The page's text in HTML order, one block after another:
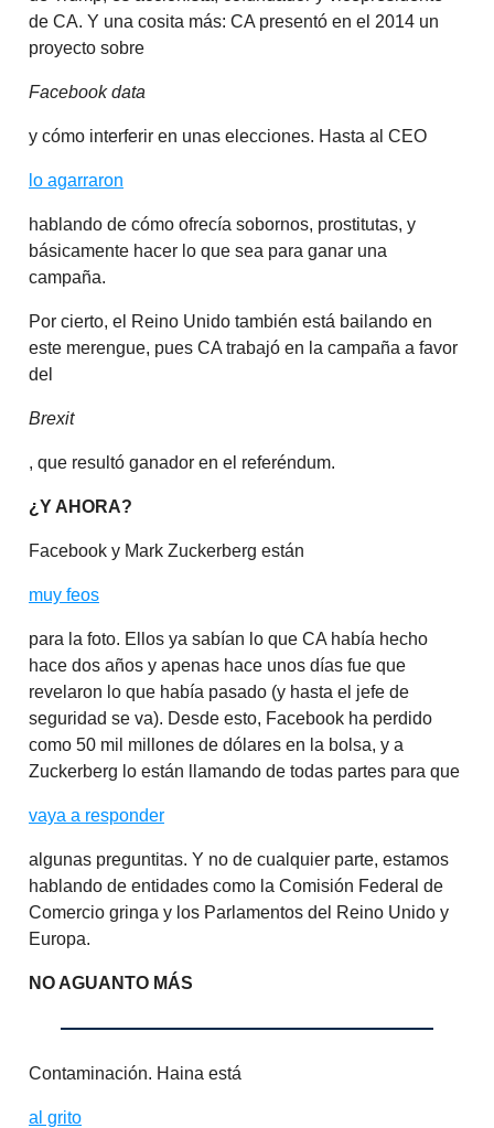
de CA. Y una cosita más: CA presentó en el 2014 un
proyecto sobre
Facebook data
y cómo interferir en unas elecciones. Hasta al CEO
lo agarraron
hablando de cómo ofrecía sobornos, prostitutas, y
básicamente hacer lo que sea para ganar una
campaña.
Por cierto, el Reino Unido también está bailando en
este merengue, pues CA trabajó en la campaña a favor
del
Brexit
, que resultó ganador en el referéndum.
¿Y AHORA?
Facebook y Mark Zuckerberg están
muy feos
para la foto. Ellos ya sabían lo que CA había hecho
hace dos años y apenas hace unos días fue que
revelaron lo que había pasado (y hasta el jefe de
seguridad se va). Desde esto, Facebook ha perdido
como 50 mil millones de dólares en la bolsa, y a
Zuckerberg lo están llamando de todas partes para que
vaya a responder
algunas preguntitas. Y no de cualquier parte, estamos
hablando de entidades como la Comisión Federal de
Comercio gringa y los Parlamentos del Reino Unido y
Europa.
NO AGUANTO MÁS
Contaminación. Haina está
al grito